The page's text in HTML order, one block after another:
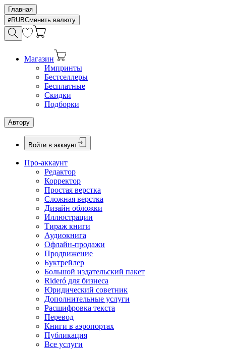
Главная
RUBСменить валюту
Магазин
Импринты
Бестселлеры
Бесплатные
Скидки
Подборки
Автору
Войти в аккаунт
Про-аккаунт
Редактор
Корректор
Простая верстка
Сложная верстка
Дизайн обложки
Иллюстрации
Тираж книги
Аудиокнига
Офлайн-продажи
Продвижение
Буктрейлер
Большой издательский пакет
Rideró для бизнеса
Юридический советник
Дополнительные услуги
Расшифровка текста
Перевод
Книги в аэропортах
Публикация
Все услуги